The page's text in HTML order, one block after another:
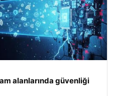
alanlarında güvenliği